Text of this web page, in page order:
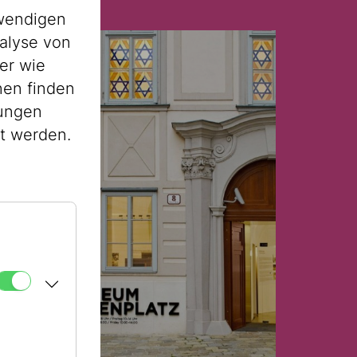
von
wie
finden
werden.